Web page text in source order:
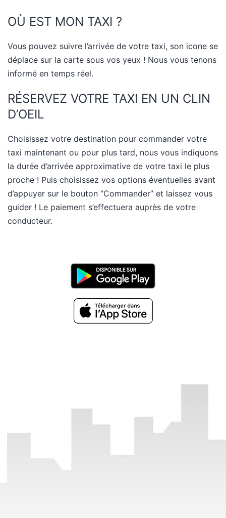
OÙ EST MON TAXI ?
Vous pouvez suivre l’arrivée de votre taxi, son icone se
déplace sur la carte sous vos yeux ! Nous vous tenons
informé en temps réel.
RÉSERVEZ VOTRE TAXI EN UN CLIN
D’OEIL
Choisissez votre destination pour commander votre
taxi maintenant ou pour plus tard, nous vous indiquons
la durée d’arrivée approximative de votre taxi le plus
proche ! Puis choisissez vos options éventuelles avant
d’appuyer sur le bouton “Commander” et laissez vous
guider ! Le paiement s’effectuera auprès de votre
conducteur.